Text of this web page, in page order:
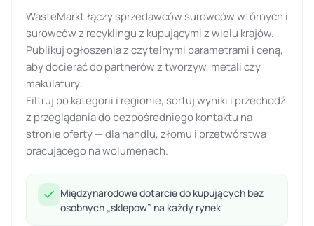
WasteMarkt łączy sprzedawców surowców wtórnych i
surowców z recyklingu z kupującymi z wielu krajów.
Publikuj ogłoszenia z czytelnymi parametrami i ceną,
aby docierać do partnerów z tworzyw, metali czy
makulatury.
Filtruj po kategorii i regionie, sortuj wyniki i przechodź
z przeglądania do bezpośredniego kontaktu na
stronie oferty — dla handlu, złomu i przetwórstwa
pracującego na wolumenach.
Międzynarodowe dotarcie do kupujących bez
osobnych „sklepów” na każdy rynek